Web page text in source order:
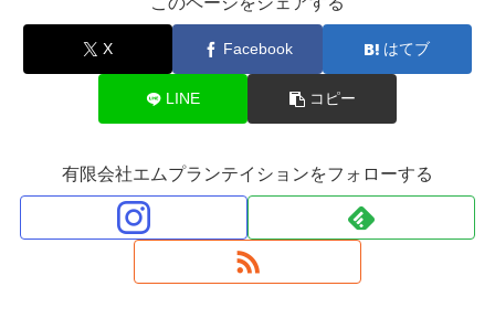
X Facebook はてブ
LINE コピー
有限会社エムプランテイションをフォローする